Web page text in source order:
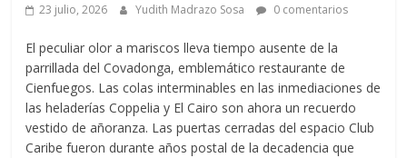
23 julio, 2026 Yudith Madrazo Sosa 0 comentarios
El peculiar olor a mariscos lleva tiempo ausente de la
parrillada del Covadonga, emblemático restaurante de
Cienfuegos. Las colas interminables en las inmediaciones de
las heladerías Coppelia y El Cairo son ahora un recuerdo
vestido de añoranza. Las puertas cerradas del espacio Club
Caribe fueron durante años postal de la decadencia que